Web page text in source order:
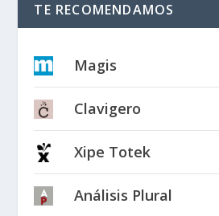
TE RECOMENDAMOS
Magis
Clavigero
Xipe Totek
Análisis Plural